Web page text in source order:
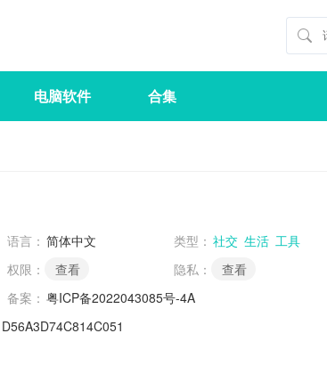
电脑软件 合集
语言： 简体中文 类型： 社交 生活 工具
权限： 查看 隐私：
查看
备案： 粤ICP备2022043085号-4A